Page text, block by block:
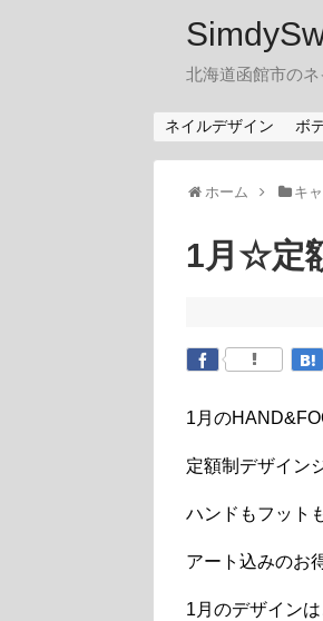
北海道函館市の
ネイルデザイン ボ
ホーム キ
1月☆定
1月の
定額制デザイン
ハンドもフット
アート込みのお
1月のデザインは